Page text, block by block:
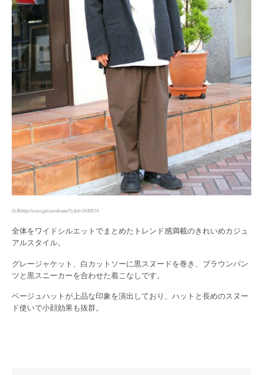
出典http://zozo.jp/coordinate/?cdid=3430574
全体をワイドシルエットでまとめたトレンド感満載のきれいめカジュ
アルスタイル。
グレージャケット、白カットソーに黒スヌードを巻き、ブラウンパン
ツと黒スニーカーを合わせた着こなしです。
ベージュハットが上品な印象を演出しており、ハットと長めのスヌー
ド使いで小顔効果も抜群。